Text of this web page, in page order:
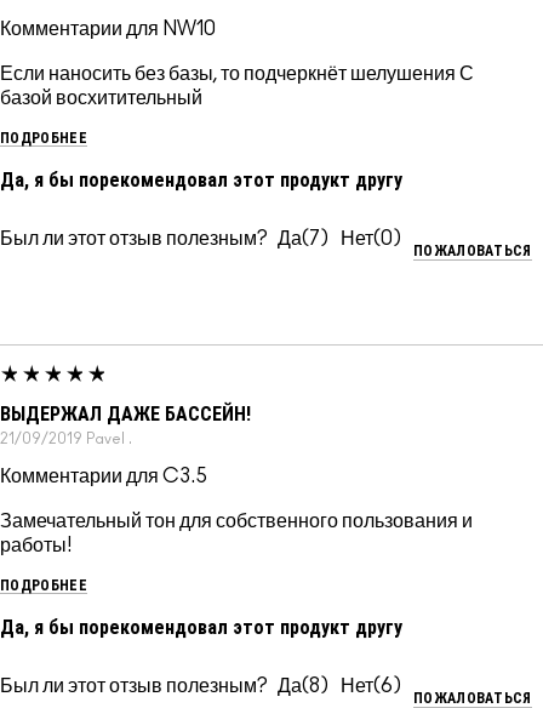
Комментарии для NW10
Если наносить без базы, то подчеркнёт шелушения С
базой восхитительный
ПОДРОБНЕЕ
Да, я бы порекомендовал этот продукт другу
Был ли этот отзыв полезным? 7 0
ПОЖАЛОВАТЬСЯ
ВЫДЕРЖАЛ ДАЖЕ БАССЕЙН!
21/09/2019 Pavel .
Комментарии для C3.5
Замечательный тон для собственного пользования и
работы!
ПОДРОБНЕЕ
Да, я бы порекомендовал этот продукт другу
Был ли этот отзыв полезным? 8 6
ПОЖАЛОВАТЬСЯ